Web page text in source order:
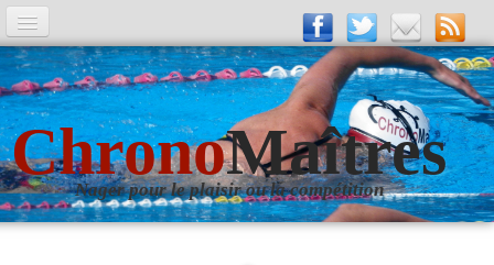
A la Une
Entrainements
La revue
Les numéros
ChronoMaîtres
Nager pour le plaisir ou la compétition